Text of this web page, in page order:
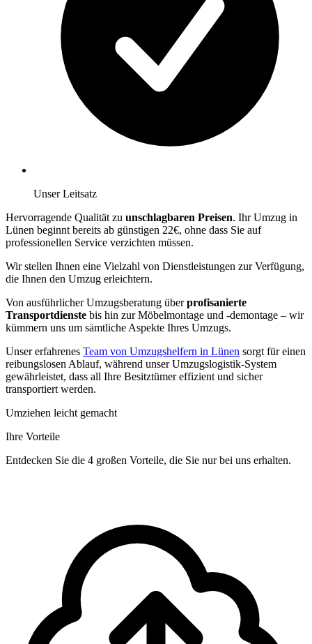
Unser Leitsatz
Hervorragende Qualität zu unschlagbaren Preisen. Ihr Umzug in
Lünen beginnt bereits ab günstigen 22€, ohne dass Sie auf
professionellen Service verzichten müssen.
Wir stellen Ihnen eine Vielzahl von Dienstleistungen zur Verfügung,
die Ihnen den Umzug erleichtern.
Von ausführlicher Umzugsberatung überprofisanierte
Transportdienste bis hin zur Möbelmontage und -demontage – wir
kümmern uns um sämtliche Aspekte Ihres Umzugs.
Unser erfahrenes Team von Umzugshelfern in Lünen sorgt für einen
reibungslosen Ablauf, während unser Umzugslogistik-System
gewährleistet, dass all Ihre Besitztümer effizient und sicher
transportiert werden.
Umziehen leicht gemacht
Ihre Vorteile
Entdecken Sie die 4 großen Vorteile, die Sie nur bei uns erhalten.